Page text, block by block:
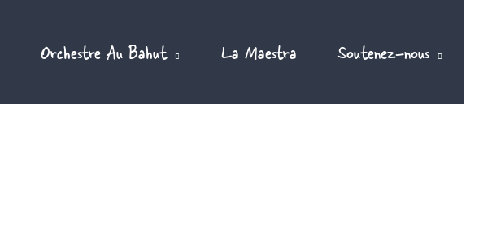
Orchestre Au Bahut La Maestra Soutenez-nous